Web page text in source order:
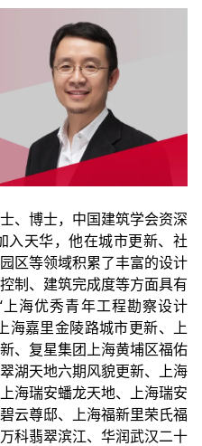
、博士，中国建筑学会资深
入天华，他在城市更新、社
区等领域积累了丰富的设计
制、建筑完成度等方面具有
海优秀青年工程勘察设计
海嘉里金陵路城市更新、上
、复星集团上海黄埔区福佑
湖天地六期风貌更新、上海
海瑞安蟠龙天地、上海瑞安
云尊邸、上海福新里荣氏福
科翡翠滨江、华润武汉二十